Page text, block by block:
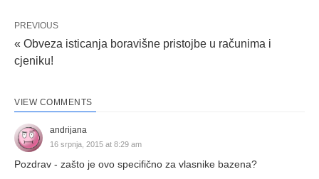
PREVIOUS
« Obveza isticanja boravišne pristojbe u računima i
cjeniku!
VIEW COMMENTS
andrijana
16 srpnja, 2015 at 8:29 am
Pozdrav - zašto je ovo specifično za vlasnike bazena?